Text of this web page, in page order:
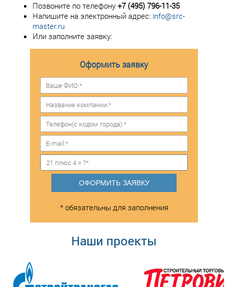
Позвоните по телефону +7 (495) 796-11-35
Напишите на электронный адрес: info@src-
master.ru
Или заполните заявку:
Оформить заявку
ОФОРМИТЬ ЗАЯВКУ
* обязательны для заполнения
Наши проекты